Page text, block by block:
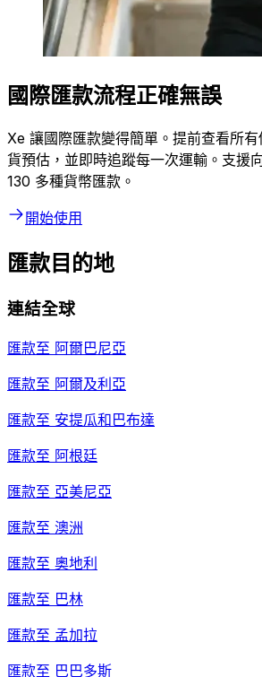
國際匯款流程正確無誤
Xe 讓國際匯款變得簡單。提前查看所
貨預估，並即時追蹤每一次運輸。支援
130 多種貨幣匯款。
開始使用
匯款目的地
連結全球
匯款至 阿爾巴尼亞
匯款至 阿爾及利亞
匯款至 安提瓜和巴布達
匯款至 阿根廷
匯款至 亞美尼亞
匯款至 澳洲
匯款至 奧地利
匯款至 巴林
匯款至 孟加拉
匯款至 巴巴多斯